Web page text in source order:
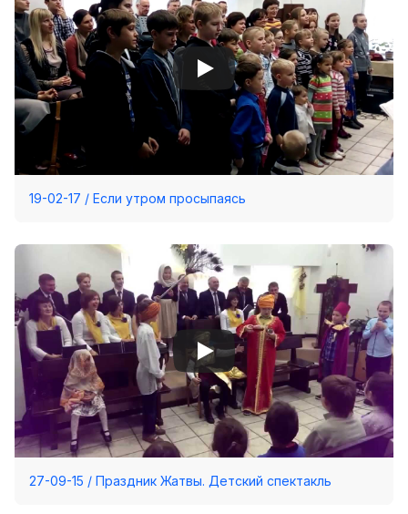
19-02-17 / Если утром просыпаясь
27-09-15 / Праздник Жатвы. Детский спектакль